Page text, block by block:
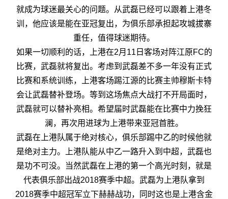
就成为球迷最关心的问题。从武磊已经可以跟着上港冬
训，他应该是能在亚冠复出，为俱乐部承担起攻城拔寨
重任，值得球迷期待。
如果一切顺利的话，上港在2月11日客场对阵江原FC的
比赛，武磊就将复出。考虑到武磊差不多一年没有正式
比赛和系统训练，上港客场踢江源的比赛主帅穆斯卡特
会让武磊替补登场。等到这场焦点大战打不开局面时，
武磊就可以替补亮相。希望届时武磊能在比赛中力挽狂
澜，再次用进球为上港带来亚冠首胜。
武磊在上港队属于绝对核心，俱乐部踢中乙的时候他就
是绝对主力。上港队能从中乙一路升入到中超，武磊也
是功不可没。当然武磊在上港的第一个高光时刻，就是
代表俱乐部出战2018赛季中超。武磊为上港队拿到
2018赛季中超冠军立下赫赫战功，同时这也是上港含金